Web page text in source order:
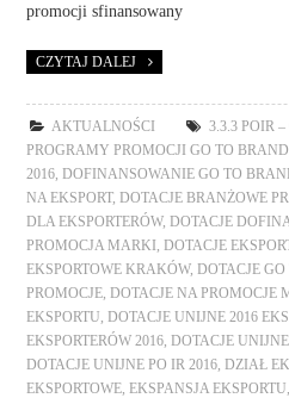
promocji sfinansowany
CZYTAJ DALEJ
AKTUALNOŚCI 3.3.3 POIR
PROGRAMY PROMOCJI GO TO BRAND
2016
DOFINANSOWANIE GO TO
NA EKSPORT, DOTACJE BRANŻOWE
DLA EKSPORTERÓW,
DOTACJE
PROMOCJA MARKI
DOTACJE
EKSPORTOWE KRAKÓW, DOTACJE
PROMOCJE
DOTACJE NA PROMOCJE
EKSPORTU
DOTACJE UNIJNE 2016
EKSPORTERÓW 2016
DOTACJE
DOTACJE UNIJNE PO IR 2016
DZIAŁ
EKSPORTOWE
EKSPANSJA EKSPORTU